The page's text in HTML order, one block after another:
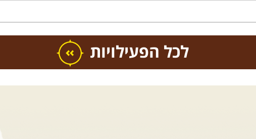
כל הפעילויות